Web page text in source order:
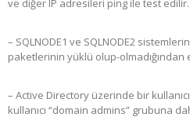
– SQLNODE1 ve SQLNODE2
paketlerinin yüklü olup-olmadığından
– Active Directory üzerinde bir
kullanıcı “domain admins”